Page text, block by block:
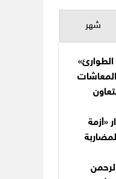
شهر
الطوارئ»
المعاشات
«أزمة